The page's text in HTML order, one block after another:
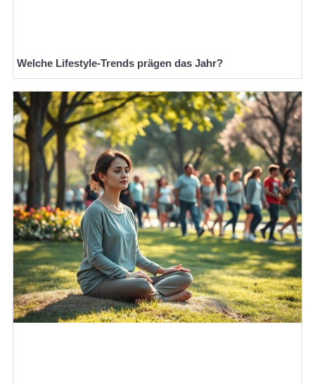
Welche Lifestyle-Trends prägen das Jahr?